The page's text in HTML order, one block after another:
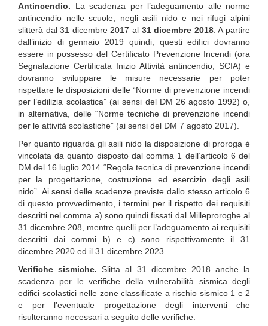
Antincendio. La scadenza per l’adeguamento alle norme
antincendio nelle scuole, negli asili nido e nei rifugi alpini
slitterà dal 31 dicembre 2017 al 31 dicembre 2018. A partire
dall’inizio di gennaio 2019 quindi, questi edifici dovranno
essere in possesso del Certificato Prevenzione Incendi (ora
Segnalazione Certificata Inizio Attività antincendio, SCIA) e
dovranno sviluppare le misure necessarie per poter
rispettare le disposizioni delle “Norme di prevenzione incendi
per l’edilizia scolastica” (ai sensi del DM 26 agosto 1992) o,
in alternativa, delle “Norme tecniche di prevenzione incendi
per le attività scolastiche” (ai sensi del DM 7 agosto 2017).
Per quanto riguarda gli asili nido la disposizione di proroga è
vincolata da quanto disposto dal comma 1 dell’articolo 6 del
DM del 16 luglio 2014 “Regola tecnica di prevenzione incendi
per la progettazione, costruzione ed esercizio degli asili
nido”. Ai sensi delle scadenze previste dallo stesso articolo 6
di questo provvedimento, i termini per il rispetto dei requisiti
descritti nel comma a) sono quindi fissati dal Milleproroghe al
31 dicembre 208, mentre quelli per l’adeguamento ai requisiti
descritti dai commi b) e c) sono rispettivamente il 31
dicembre 2020 ed il 31 dicembre 2023.
Verifiche sismiche. Slitta al 31 dicembre 2018 anche la
scadenza per le verifiche della vulnerabilità sismica degli
edifici scolastici nelle zone classificate a rischio sismico 1 e 2
e per l’eventuale progettazione degli interventi che
risulteranno necessari a seguito delle verifiche.